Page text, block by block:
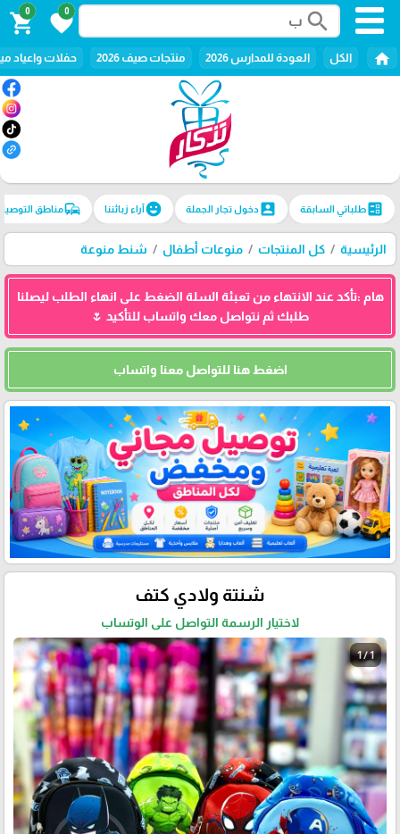
search
0
favorite
0
shopping_cart
home الكل العودة للمدارس 2026 منتجات صيف 2026 حفلات واعياد
ballotطلباتي السابقة account_boxدخول تجار الجملة emoji_emotionsآراء زبائننا commuteمناطق
الرئيسية كل المنتجات منوعات أطفال شنط منوعة
هام :تأكد عند الانتهاء من تعبئة السلة الضغط على انهاء الطلب ليصلنا
طلبك ثم نتواصل معك واتساب للتأكيد 🌷
اضغط هنا للتواصل معنا واتساب
شنتة ولادي كتف
لاختيار الرسمة التواصل على الوتساب
1 / 1